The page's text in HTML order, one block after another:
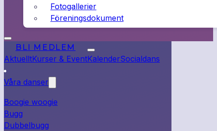
Fotogallerier
Föreningsdokument
BLI MEDLEM
AktuelltKurser & EventKalenderSocialdans
Våra danser
Boogie woogie
Bugg
Dubbelbugg